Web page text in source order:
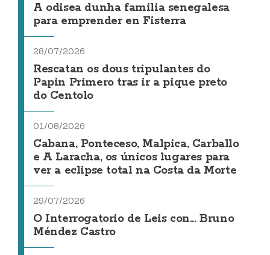
A odisea dunha familia senegalesa
para emprender en Fisterra
28/07/2026
Rescatan os dous tripulantes do
Papin Primero tras ir a pique preto
do Centolo
01/08/2026
Cabana, Ponteceso, Malpica, Carballo
e A Laracha, os únicos lugares para
ver a eclipse total na Costa da Morte
29/07/2026
O Interrogatorio de Leis con... Bruno
Méndez Castro